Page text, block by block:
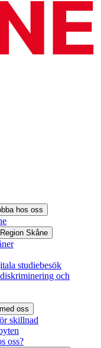
hos oss
Skåne
studiebesök
och
oss
skillnad
oss?